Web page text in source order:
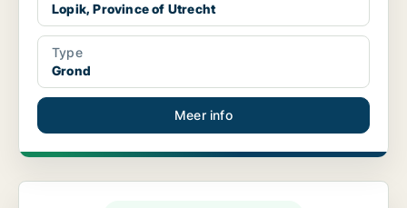
Lopik, Province of Utrecht
Type
Grond
Meer info